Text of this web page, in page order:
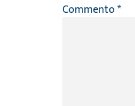
Commento*